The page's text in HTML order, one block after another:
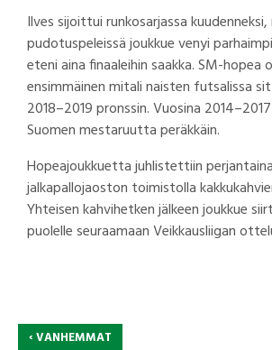
Ilves sijoittui runkosarjassa
pudotuspeleissä joukkue venyi
eteni aina finaaleihin saakka. SM-hopea
ensimmäinen mitali naisten futsalissa
2018–2019 pronssin. Vuosina
Suomen mestaruutta peräkkäin.
Hopeajoukkuetta juhlistettiin
jalkapallojaoston toimistolla
Yhteisen kahvihetken jälkeen joukkue
puolelle seuraamaan Veikkausliigan
‹VANHEMMAT